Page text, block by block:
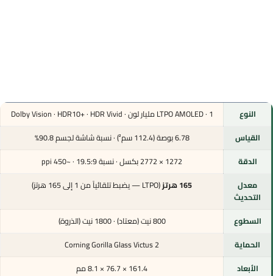
النوع
LTPO AMOLED · 1 مليار لون · Dolby Vision · HDR10+ · HDR Vivid
القياس
6.78 بوصة (112.4 سم²) · نسبة شاشة لجسم 90.8%
الدقة
1272 × 2772 بكسل · نسبة 19.5:9 · ~450 ppi
معدل
التحديث
165 هرتز (LTPO — يضبط تلقائياً من 1 إلى 165 هرتز)
السطوع
800 نيت (معتاد) · 1800 نيت (الذروة)
الحماية
Corning Gorilla Glass Victus 2
الأبعاد
161.4 × 76.7 × 8.1 مم